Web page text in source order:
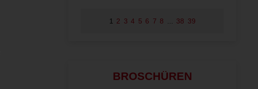
1 2 3 4 5 6 7 8 38 39
BROSCHÜREN